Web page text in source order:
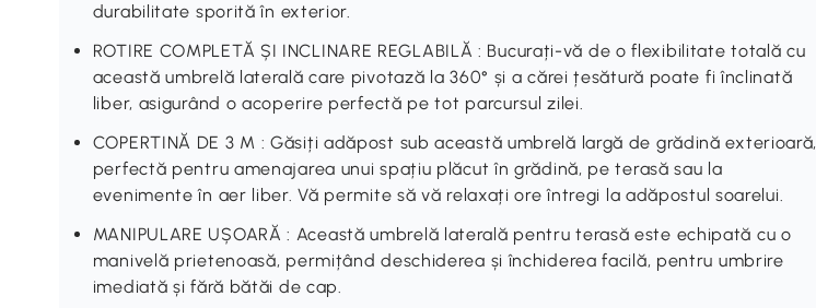
durabilitate sporită în exterior.
ROTIRE COMPLETĂ ȘI INCLINARE REGLABILĂ : Bucurați-vă de o flexibilitate totală cu
această umbrelă laterală care pivotază la 360° și a cărei țesătură poate fi înclinată
liber, asigurând o acoperire perfectă pe tot parcursul zilei.
COPERTINĂ DE 3 M : Găsiți adăpost sub această umbrelă largă de grădină exterioară,
perfectă pentru amenajarea unui spațiu plăcut în grădină, pe terasă sau la
evenimente în aer liber. Vă permite să vă relaxați ore întregi la adăpostul soarelui.
MANIPULARE UȘOARĂ : Această umbrelă laterală pentru terasă este echipată cu o
manivelă prietenoasă, permițând deschiderea și închiderea facilă, pentru umbrire
imediată și fără bătăi de cap.